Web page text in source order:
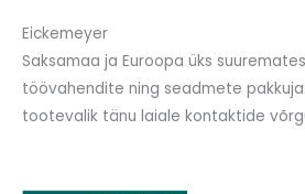
Eickemeyer
Saksamaa ja Euroopa üks
töövahendite ning seadmete
tootevalik tänu laiale kontaktide